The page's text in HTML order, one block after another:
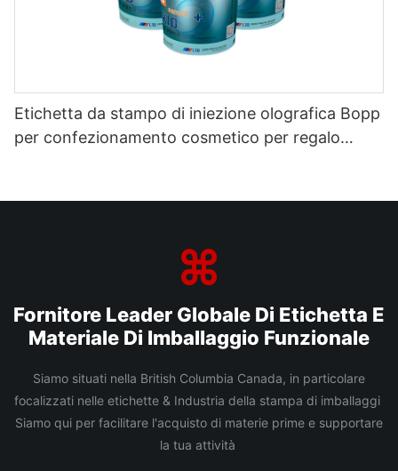
Etichetta da stampo di iniezione olografica Bopp
per confezionamento cosmetico per regalo
Fornitore Leader Globale Di Etichetta E
Materiale Di Imballaggio Funzionale
Siamo situati nella British Columbia Canada, in particolare
focalizzati nelle etichette & Industria della stampa di imballaggi
Siamo qui per facilitare l'acquisto di materie prime e supportare
la tua attività